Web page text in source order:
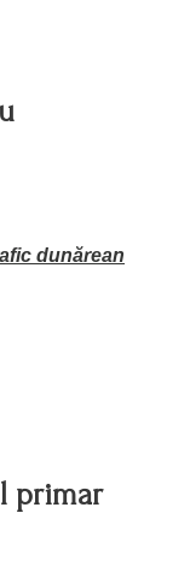
dunărean
nemodificate
primar